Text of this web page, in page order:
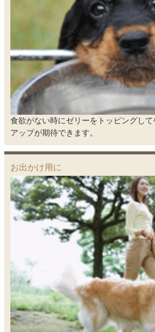
食欲がない時にゼリーをトッピングし
アップが期待できます。
お出かけ用に